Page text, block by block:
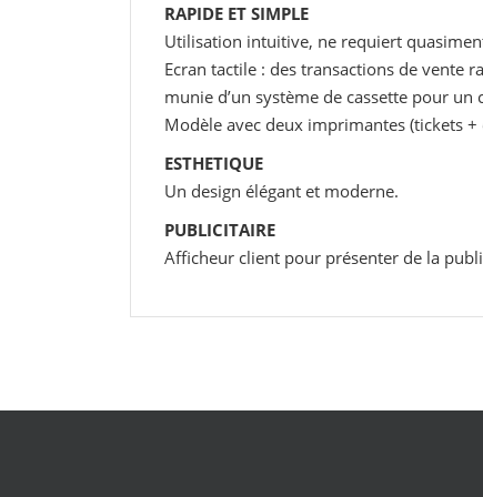
RAPIDE ET SIMPLE
Utilisation intuitive, ne requiert
Ecran tactile : des transactions de vente
munie d’un système de cassette pour
Modèle avec deux imprimantes (tickets
ESTHETIQUE
Un design élégant et moderne.
PUBLICITAIRE
Afficheur client pour présenter de la